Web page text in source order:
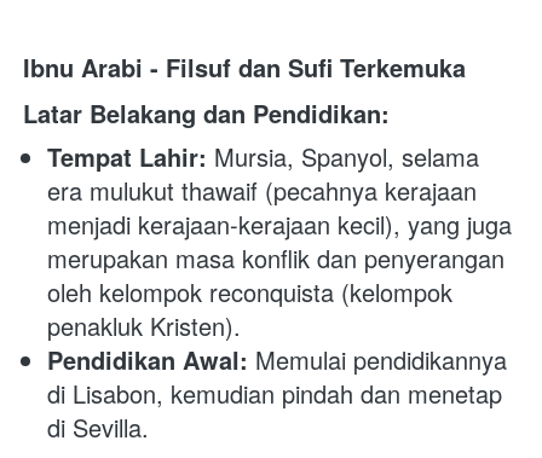
Ibnu Arabi - Filsuf dan Sufi Terkemuka
Latar Belakang dan Pendidikan:
Tempat Lahir: Mursia, Spanyol, selama
era mulukut thawaif (pecahnya kerajaan
menjadi kerajaan-kerajaan kecil), yang juga
merupakan masa konflik dan penyerangan
oleh kelompok reconquista (kelompok
penakluk Kristen).
Pendidikan Awal: Memulai pendidikannya
di Lisabon, kemudian pindah dan menetap
di Sevilla.